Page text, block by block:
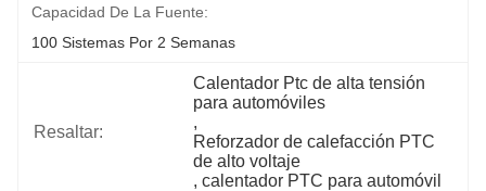
Capacidad De La Fuente:
100 Sistemas Por 2 Semanas
Resaltar:
Calentador Ptc de alta tensión
para automóviles
,
Reforzador de calefacción PTC
de alto voltaje
, calentador PTC para automóvil